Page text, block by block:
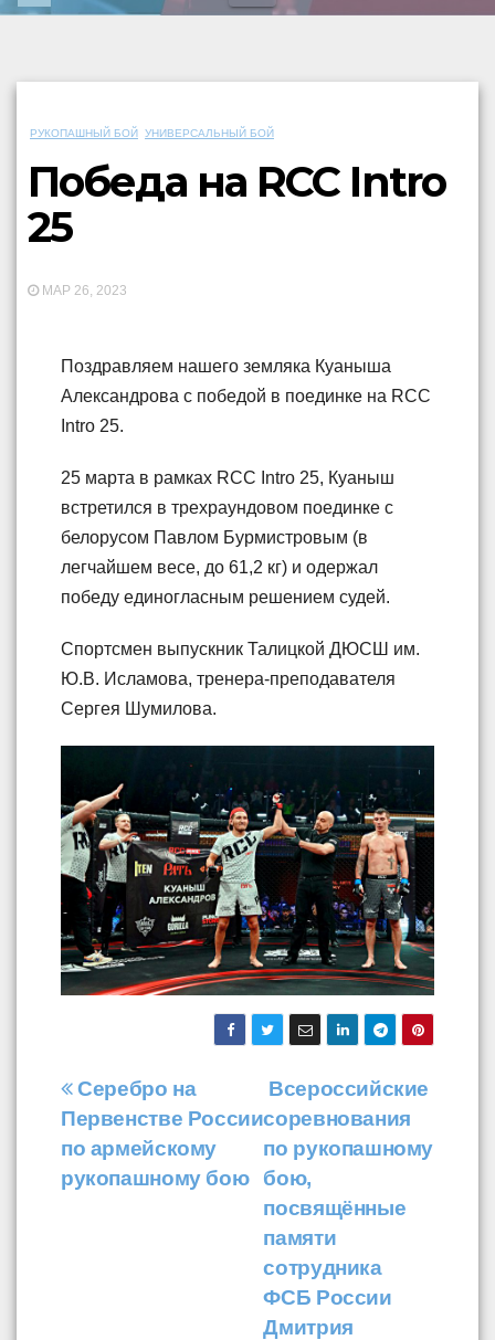
РУКОПАШНЫЙ БОЙ УНИВЕРСАЛЬНЫЙ БОЙ
Победа на RCC Intro
25
МАР 26, 2023
Поздравляем нашего земляка Куаныша
Александрова с победой в поединке на RCC
Intro 25.
25 марта в рамках RCC Intro 25, Куаныш
встретился в трехраундовом поединке с
белорусом Павлом Бурмистровым (в
легчайшем весе, до 61,2 кг) и одержал
победу единогласным решением судей.
Спортсмен выпускник Талицкой ДЮСШ им.
Ю.В. Исламова, тренера-преподавателя
Сергея Шумилова.
Навигация
по
записям
Всероссийские
соревнования
по рукопашному
бою,
посвящённые
памяти
сотрудника
ФСБ России
Дмитрия
Серебро на
Первенстве России
по армейскому
рукопашному бою